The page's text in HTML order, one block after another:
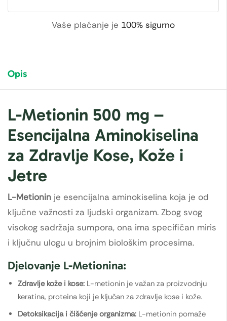
Vaše plaćanje je 100% sigurno
Opis
L-Metionin 500 mg –
Esencijalna Aminokiselina
za Zdravlje Kose, Kože i
Jetre
L-Metionin je esencijalna aminokiselina koja je od
ključne važnosti za ljudski organizam. Zbog svog
visokog sadržaja sumpora, ona ima specifičan miris
i ključnu ulogu u brojnim biološkim procesima.
Djelovanje L-Metionina:
Zdravlje kože i kose: L-metionin je važan za proizvodnju
keratina, proteina koji je ključan za zdravlje kose i kože.
Detoksikacija i čišćenje organizma: L-metionin pomaže